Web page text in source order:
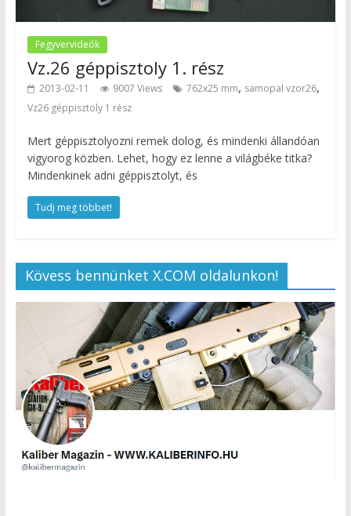
Fegyvervideók
Vz.26 géppisztoly 1. rész
2013-02-11 9007 Views 762x25 mm, samopal vzor26,
Vz26 géppisztoly 1 rész
Mert géppisztolyozni remek dolog, és mindenki állandóan
vigyorog közben. Lehet, hogy ez lenne a világbéke titka?
Mindenkinek adni géppisztolyt, és
Tudj meg többet!
Kövess bennünket X.COM oldalunkon!